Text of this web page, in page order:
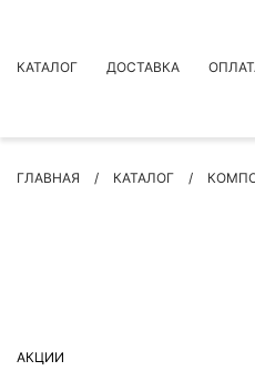
КАТАЛОГ
БУКЕТЫ НЕВЕСТЫ
ДОСТАВКА
ГЛАВНАЯ КАТАЛОГ
АКЦИИ